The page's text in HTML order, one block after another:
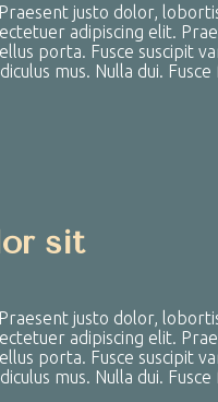
justo dolor,
adipiscing elit.
porta. Fusce suscipit
mus. Nulla dui.
sit
justo dolor,
adipiscing elit.
porta. Fusce suscipit
mus. Nulla dui.